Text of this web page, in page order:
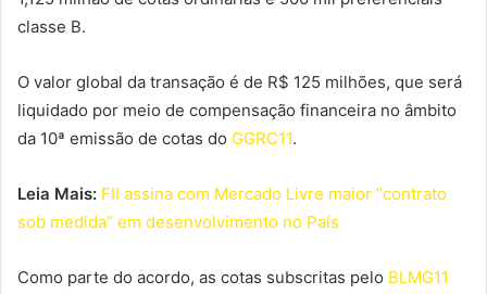
classe B.
O valor global da transação é de R$ 125 milhões, que será
liquidado por meio de compensação financeira no âmbito
da 10ª emissão de cotas do GGRC11.
Leia Mais: FII assina com Mercado Livre maior “contrato
sob medida” em desenvolvimento no País
Como parte do acordo, as cotas subscritas pelo BLMG11